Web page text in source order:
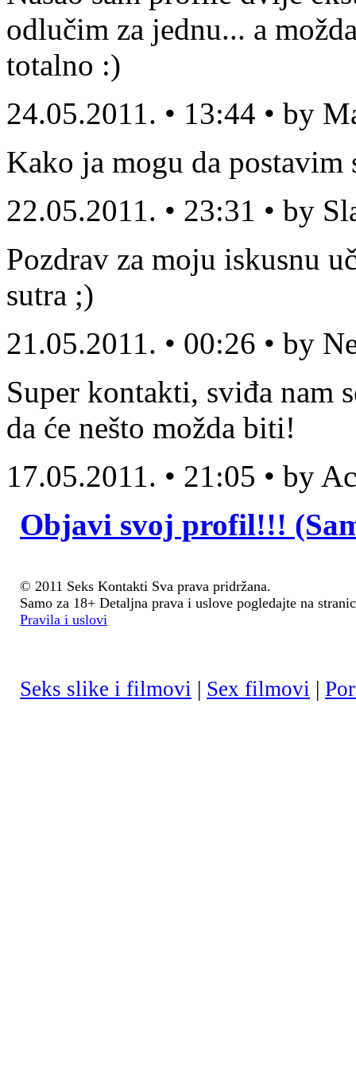
odlučim za jednu... a
totalno :)
24.05.2011. • 13:44 • by
Kako ja mogu da
22.05.2011. • 23:31 • by
Pozdrav za moju iskusnu
sutra ;)
21.05.2011. • 00:26 • by
Super kontakti, sviđa nam
da će nešto možda biti!
17.05.2011. • 21:05 • by
Objavi svoj profil!!!
© 2011 Seks Kontakti Sva prava pridržana.
Samo za 18+ Detaljna prava i uslove pogledajte na
Pravila i uslovi
Seks slike i filmovi | Sex filmovi |